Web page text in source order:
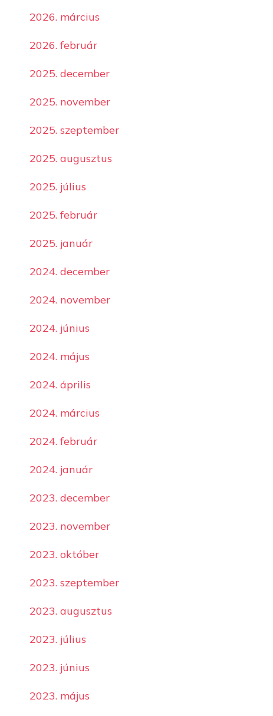
2026. március
2026. február
2025. december
2025. november
2025. szeptember
2025. augusztus
2025. július
2025. február
2025. január
2024. december
2024. november
2024. június
2024. május
2024. április
2024. március
2024. február
2024. január
2023. december
2023. november
2023. október
2023. szeptember
2023. augusztus
2023. július
2023. június
2023. május